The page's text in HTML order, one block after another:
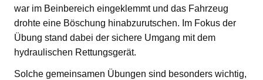
war im Beinbereich eingeklemmt und das Fahrzeug
drohte eine Böschung hinabzurutschen. Im Fokus der
Übung stand dabei der sichere Umgang mit dem
hydraulischen Rettungsgerät.
Solche gemeinsamen Übungen sind besonders wichtig,